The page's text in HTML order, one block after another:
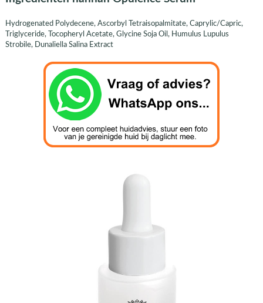
Hydrogenated Polydecene, Ascorbyl Tetraisopalmitate, Caprylic/Capric,
Triglyceride, Tocopheryl Acetate, Glycine Soja Oil, Humulus Lupulus
Strobile, Dunaliella Salina Extract